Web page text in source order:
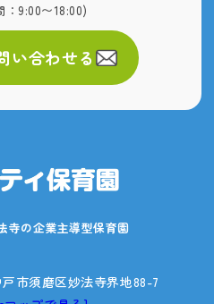
：9:00〜18:00)
い合わせる
寺の企業主導型保育園
市須磨区妙法寺界地88-7